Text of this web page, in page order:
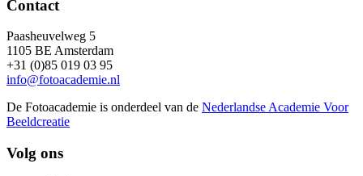
Contact
Paasheuvelweg 5
1105 BE Amsterdam
+31 (0)85 019 03 95
info@fotoacademie.nl
De Fotoacademie is onderdeel van de Nederlandse Academie Voor
Beeldcreatie
Volg ons